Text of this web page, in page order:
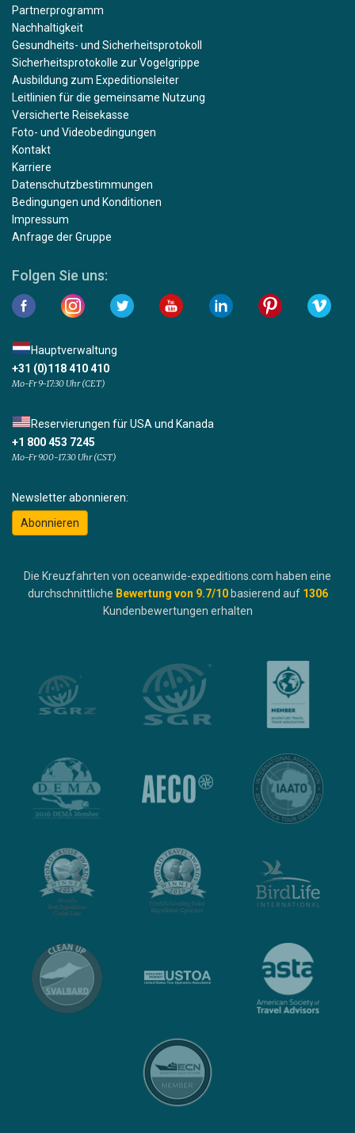
Partnerprogramm
Nachhaltigkeit
Gesundheits- und Sicherheitsprotokoll
Sicherheitsprotokolle zur Vogelgrippe
Ausbildung zum Expeditionsleiter
Leitlinien für die gemeinsame Nutzung
Versicherte Reisekasse
Foto- und Videobedingungen
Kontakt
Karriere
Datenschutzbestimmungen
Bedingungen und Konditionen
Impressum
Anfrage der Gruppe
Folgen Sie uns:
Hauptverwaltung
+31 (0)118 410 410
Mo-Fr 9-17:30 Uhr (CET)
Reservierungen für USA und Kanada
+1 800 453 7245
Mo-Fr 9.00-17.30 Uhr (CST)
Newsletter abonnieren:
Abonnieren
Die Kreuzfahrten von oceanwide-expeditions.com haben eine
durchschnittliche Bewertung von 9.7/10 basierend auf 1306
Kundenbewertungen erhalten